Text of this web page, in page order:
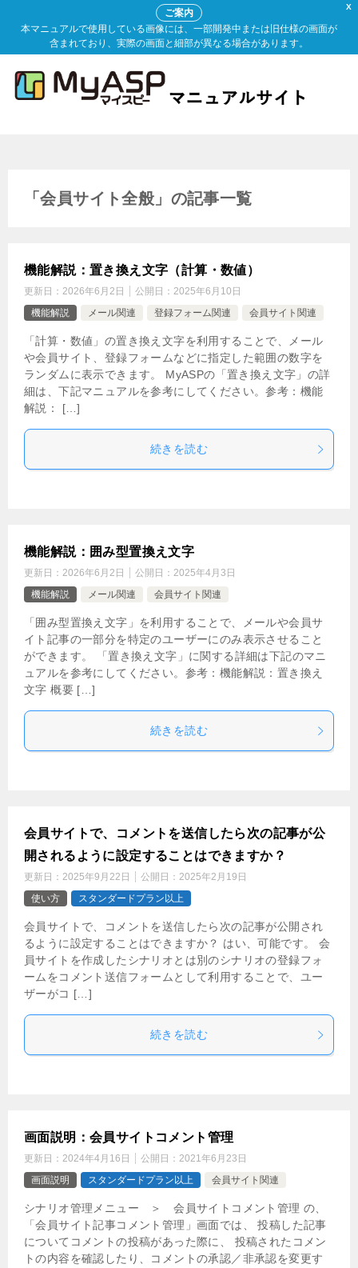
X
ご案内
本マニュアルで使用している画像には、一部開発中または旧仕様の画面が
含まれており、実際の画面と細部が異なる場合があります。
「会員サイト全般」の記事一覧
機能解説：置き換え文字（計算・数値）
更新日： 2026年6月2日 公開日： 2025年6月10日
機能解説
メール関連 登録フォーム関連 会員サイト関連
「計算・数値」の置き換え文字を利用することで、メール
や会員サイト、登録フォームなどに指定した範囲の数字を
ランダムに表示できます。 MyASPの「置き換え文字」の詳
細は、下記マニュアルを参考にしてください。参考：機能
解説： […]
続きを読む
機能解説：囲み型置換え文字
更新日： 2026年6月2日 公開日： 2025年4月3日
機能解説
メール関連 会員サイト関連
「囲み型置換え文字」を利用することで、メールや会員サ
イト記事の一部分を特定のユーザーにのみ表示させること
ができます。 「置き換え文字」に関する詳細は下記のマニ
ュアルを参考にしてください。参考：機能解説：置き換え
文字 概要 […]
続きを読む
会員サイトで、コメントを送信したら次の記事が公
開されるように設定することはできますか？
更新日： 2025年9月22日 公開日： 2025年2月19日
使い方
スタンダードプラン以上
会員サイトで、コメントを送信したら次の記事が公開され
るように設定することはできますか？ はい、可能です。 会
員サイトを作成したシナリオとは別のシナリオの登録フォ
ームをコメント送信フォームとして利用することで、ユー
ザーがコ […]
続きを読む
画面説明：会員サイトコメント管理
更新日： 2024年4月16日 公開日： 2021年6月23日
画面説明
スタンダードプラン以上 会員サイト関連
シナリオ管理メニュー ＞ 会員サイトコメント管理 の、
「会員サイト記事コメント管理」画面では、 投稿した記事
についてコメントの投稿があった際に、 投稿されたコメン
トの内容を確認したり、コメントの承認／非承認を変更す